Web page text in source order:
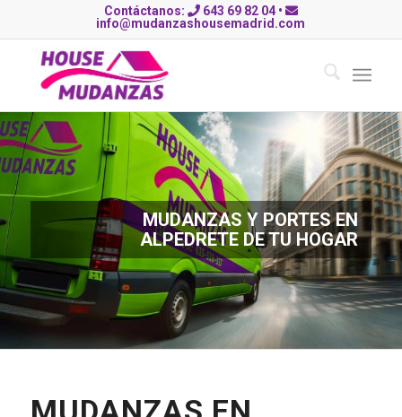
Contáctanos: 643 69 82 04•
info@mudanzashousemadrid.com
MUDANZAS Y PORTES EN
ALPEDRETE DE TU HOGAR